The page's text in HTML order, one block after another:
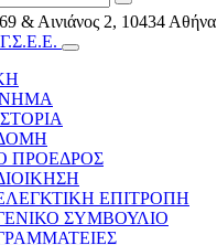
& Αινιάνος 2, 10434 Αθήνα
ΠΡΟΕΔΡΟΣ
ΕΠΙΤΡΟΠΗ
ΣΥΜΒΟΥΛΙΟ